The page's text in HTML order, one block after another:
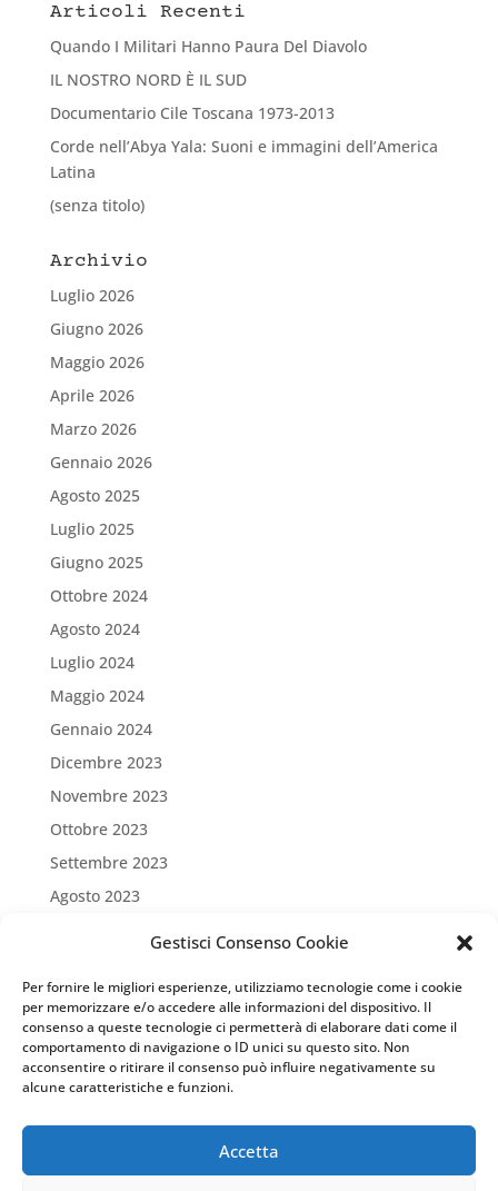
Gestisci Consenso Cookie
Per fornire le migliori esperienze, utilizziamo tecnologie come i cookie
per memorizzare e/o accedere alle informazioni del dispositivo. Il
consenso a queste tecnologie ci permetterà di elaborare dati come il
comportamento di navigazione o ID unici su questo sito. Non
acconsentire o ritirare il consenso può influire negativamente su
alcune caratteristiche e funzioni.
Accetta
Articoli Recenti
Quando I Militari Hanno Paura Del Diavolo
IL NOSTRO NORD È IL SUD
Documentario Cile Toscana 1973-2013
Corde nell’Abya Yala: Suoni e immagini dell’America
Latina
(senza titolo)
Archivio
Luglio 2026
Giugno 2026
Maggio 2026
Aprile 2026
Marzo 2026
Gennaio 2026
Agosto 2025
Luglio 2025
Giugno 2025
Ottobre 2024
Agosto 2024
Luglio 2024
Maggio 2024
Gennaio 2024
Dicembre 2023
Novembre 2023
Ottobre 2023
Settembre 2023
Agosto 2023
Maggio 2023
Aprile 2023
Marzo 2023
Settembre 2022
Marzo 2022